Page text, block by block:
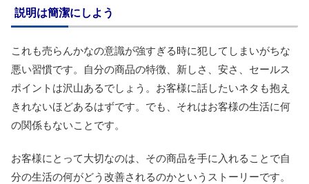
説明は簡潔にしよう
これも売らんかなの意識が強すぎる時に犯してしまいがちな
悪い習慣です。自分の商品の特徴、新しさ、安さ、セールス
ポイントは沢山あるでしょう。お客様に話したいネタも抱え
きれないほどあるはずです。でも、それはお客様の生活に何
の関係もないことです。
お客様にとって大切なのは、その商品を手に入れることで自
分の生活の何がどう改善されるのかというストーリーです。